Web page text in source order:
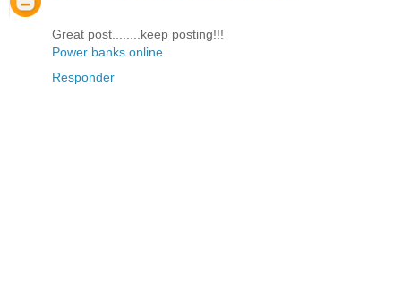
Great post........keep posting!!!
Power banks online
Responder